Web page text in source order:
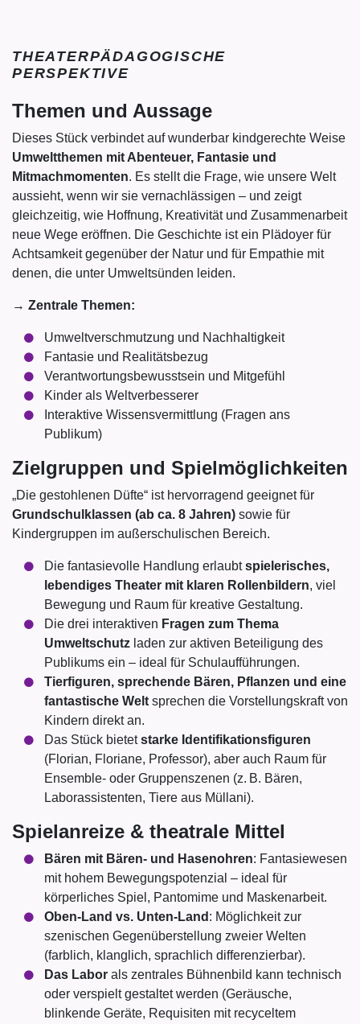
THEATERPÄDAGOGISCHE
PERSPEKTIVE
Themen und Aussage
Dieses Stück verbindet auf wunderbar kindgerechte Weise
Umweltthemen mit Abenteuer, Fantasie und
Mitmachmomenten. Es stellt die Frage, wie unsere Welt
aussieht, wenn wir sie vernachlässigen – und zeigt
gleichzeitig, wie Hoffnung, Kreativität und Zusammenarbeit
neue Wege eröffnen. Die Geschichte ist ein Plädoyer für
Achtsamkeit gegenüber der Natur und für Empathie mit
denen, die unter Umweltsünden leiden.
→ Zentrale Themen:
Umweltverschmutzung und Nachhaltigkeit
Fantasie und Realitätsbezug
Verantwortungsbewusstsein und Mitgefühl
Kinder als Weltverbesserer
Interaktive Wissensvermittlung (Fragen ans
Publikum)
Zielgruppen und Spielmöglichkeiten
„Die gestohlenen Düfte“ ist hervorragend geeignet für
Grundschulklassen (ab ca. 8 Jahren) sowie für
Kindergruppen im außerschulischen Bereich.
Die fantasievolle Handlung erlaubtspielerisches,
lebendiges Theater mit klaren Rollenbildern, viel
Bewegung und Raum für kreative Gestaltung.
Die drei interaktiven Fragen zum Thema
Umweltschutz laden zur aktiven Beteiligung des
Publikums ein – ideal für Schulaufführungen.
Tierfiguren, sprechende Bären, Pflanzen und eine
fantastische Welt sprechen die Vorstellungskraft von
Kindern direkt an.
Das Stück bietetstarke Identifikationsfiguren
(Florian, Floriane, Professor), aber auch Raum für
Ensemble- oder Gruppenszenen (z. B. Bären,
Laborassistenten, Tiere aus Müllani).
Spielanreize & theatrale Mittel
Bären mit Bären- und Hasenohren: Fantasiewesen
mit hohem Bewegungspotenzial – ideal für
körperliches Spiel, Pantomime und Maskenarbeit.
Oben-Land vs. Unten-Land : Möglichkeit zur
szenischen Gegenüberstellung zweier Welten
(farblich, klanglich, sprachlich differenzierbar).
Das Labor als zentrales Bühnenbild kann technisch
oder verspielt gestaltet werden (Geräusche,
blinkende Geräte, Requisiten mit recyceltem